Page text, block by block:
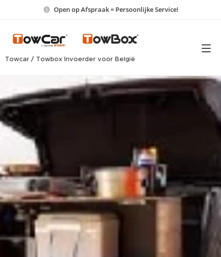
Open op Afspraak = Persoonlijke Service!
Towcar / Towbox Invoerder voor België